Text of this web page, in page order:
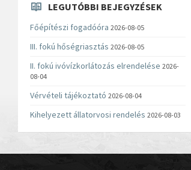
LEGUTÓBBI BEJEGYZÉSEK
Főépítészi fogadóóra 2026-08-05
III. fokú hőségriasztás 2026-08-05
II. fokú ivóvízkorlátozás elrendelése 2026-
08-04
Vérvételi tájékoztató 2026-08-04
Kihelyezett állatorvosi rendelés 2026-08-03